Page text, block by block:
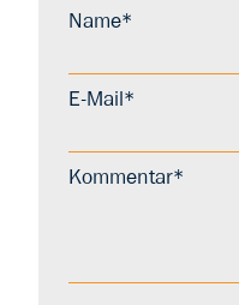
Name*
E-Mail*
Kommentar*